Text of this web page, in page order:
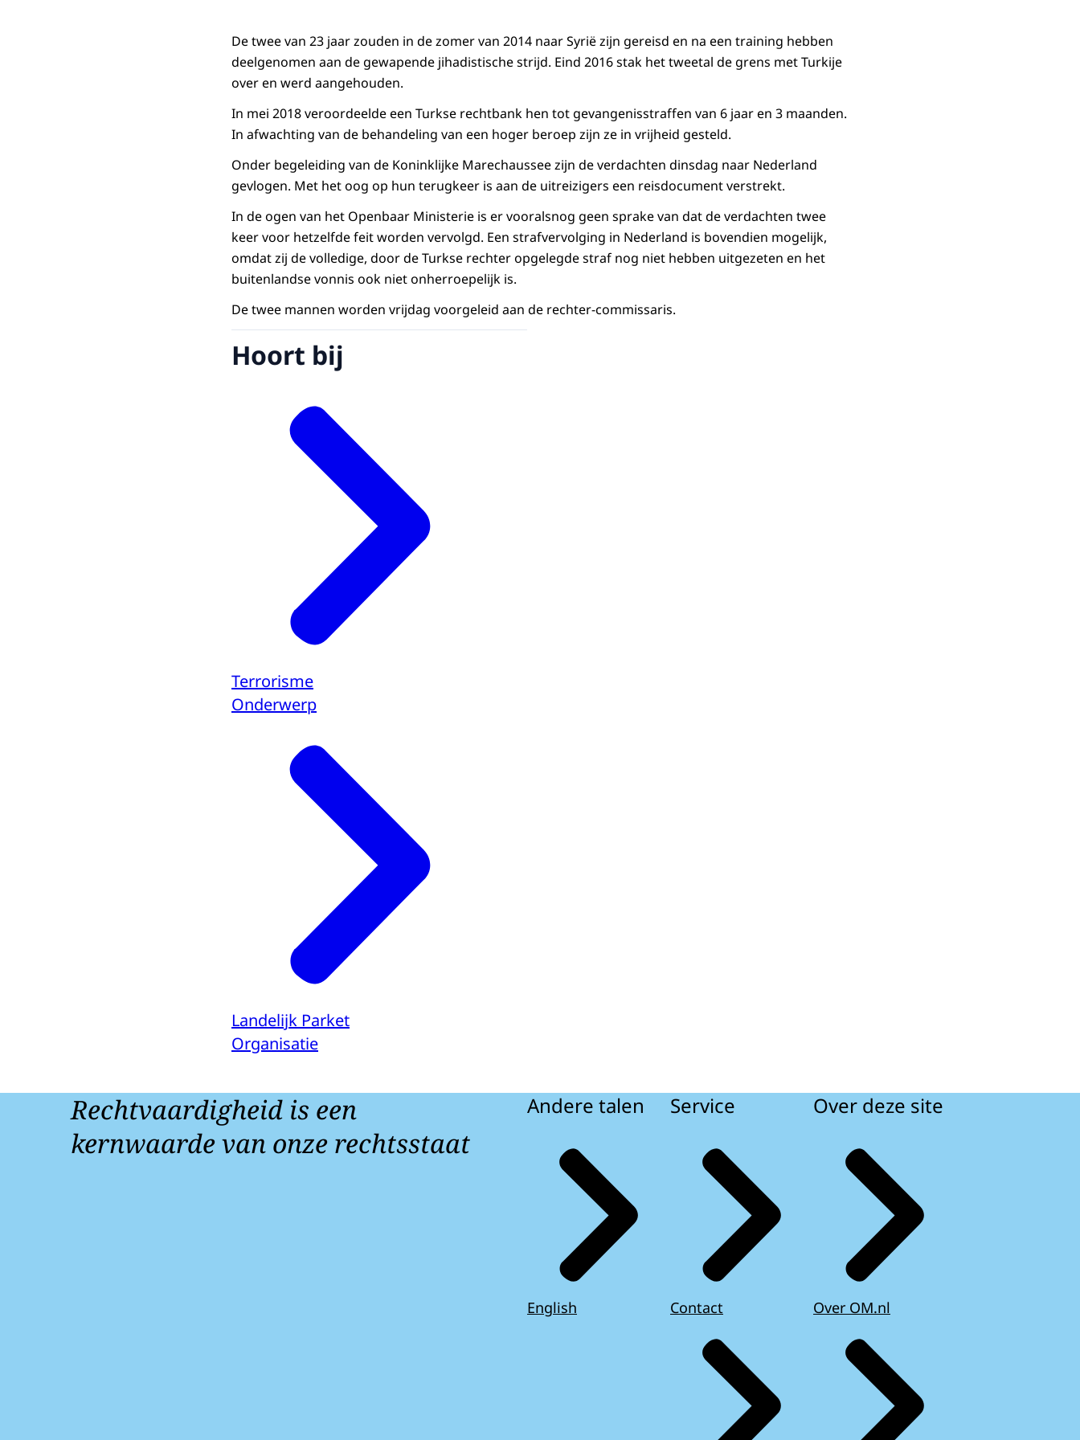
De twee van 23 jaar zouden in de zomer van 2014 naar Syrië zijn gereisd en na een training hebben
deelgenomen aan de gewapende jihadistische strijd. Eind 2016 stak het tweetal de grens met Turkije
over en werd aangehouden.
In mei 2018 veroordeelde een Turkse rechtbank hen tot gevangenisstraffen van 6 jaar en 3 maanden.
In afwachting van de behandeling van een hoger beroep zijn ze in vrijheid gesteld.
Onder begeleiding van de Koninklijke Marechaussee zijn de verdachten dinsdag naar Nederland
gevlogen. Met het oog op hun terugkeer is aan de uitreizigers een reisdocument verstrekt.
In de ogen van het Openbaar Ministerie is er vooralsnog geen sprake van dat de verdachten twee
keer voor hetzelfde feit worden vervolgd. Een strafvervolging in Nederland is bovendien mogelijk,
omdat zij de volledige, door de Turkse rechter opgelegde straf nog niet hebben uitgezeten en het
buitenlandse vonnis ook niet onherroepelijk is.
De twee mannen worden vrijdag voorgeleid aan de rechter-commissaris.
Hoort bij
Terrorisme
Onderwerp
Landelijk Parket
Organisatie
Rechtvaardigheid is een
kernwaarde van onze rechtsstaat
Andere talen
English
Service
Contact
Over deze site
Over OM.nl